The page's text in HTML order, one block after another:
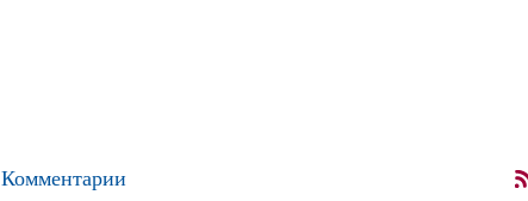
Комментарии